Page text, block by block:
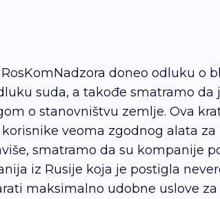
doneo odluku o
suda, a takođe smatramo
o stanovništvu zemlje. Ova
veoma zgodnog alata
smatramo da su kompanije
iz Rusije koja je postigla
maksimalno udobne uslove